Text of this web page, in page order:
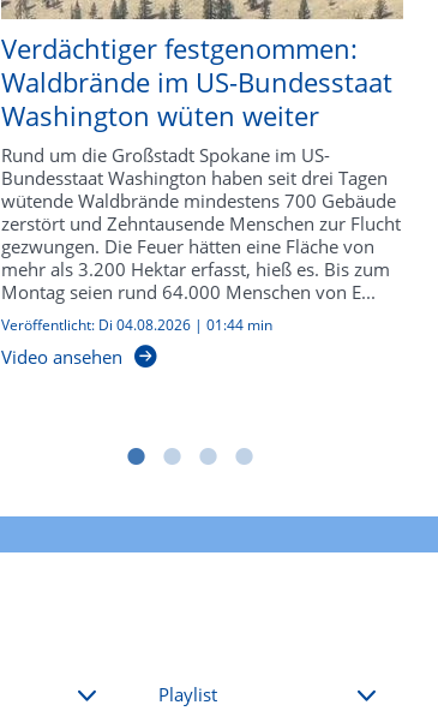
Verdächtiger festgenommen:
Waldbrände im US-Bundesstaat
Washington wüten weiter
Rund um die Großstadt Spokane im US-
Bundesstaat Washington haben seit drei Tagen
wütende Waldbrände mindestens 700 Gebäude
zerstört und Zehntausende Menschen zur Flucht
gezwungen. Die Feuer hätten eine Fläche von
mehr als 3.200 Hektar erfasst, hieß es. Bis zum
Montag seien rund 64.000 Menschen von E...
Veröffentlicht: Di 04.08.2026 | 01:44 min
Video ansehen